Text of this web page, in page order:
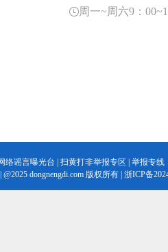
周一~周六9：
络谣言曝光台 扫黄打非举报专区 | 举报专线
@2025 dongnengdi.com 版权所有 | 浙ICP备